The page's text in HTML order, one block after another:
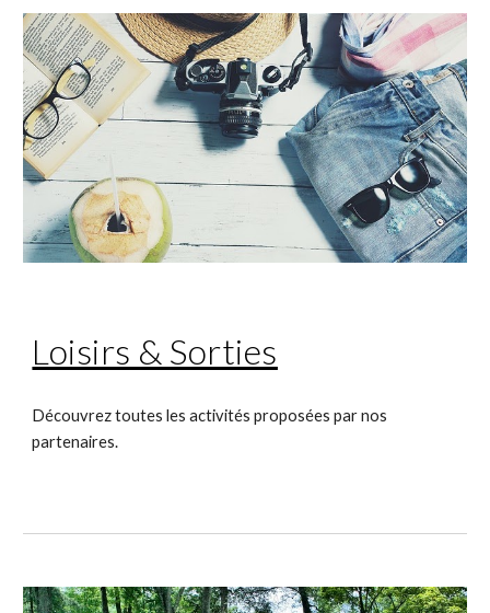
Loisirs & Sorties
Découvrez toutes les activités proposées par nos
partenaires.